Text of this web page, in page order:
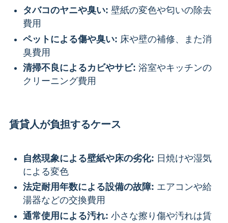
タバコのヤニや臭い: 壁紙の変色や匂いの除去
費用
ペットによる傷や臭い: 床や壁の補修、また消
臭費用
清掃不良によるカビやサビ: 浴室やキッチンの
クリーニング費用
賃貸人が負担するケース
自然現象による壁紙や床の劣化: 日焼けや湿気
による変色
法定耐用年数による設備の故障: エアコンや給
湯器などの交換費用
通常使用による汚れ: 小さな擦り傷や汚れは賃